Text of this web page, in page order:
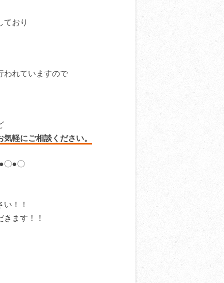
ており
われていますので
軽にご相談ください。
〇●〇
！！
ます！！